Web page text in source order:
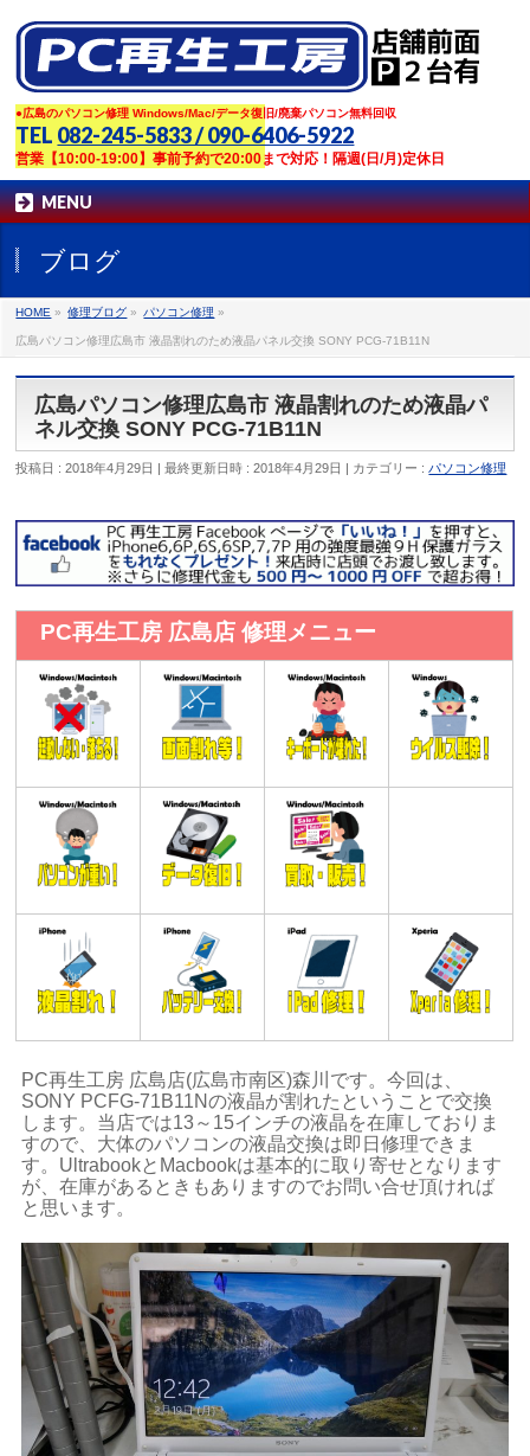
●広島のパソコン修理 Windows/Mac/データ復旧/廃棄パソコン無料回収
TEL 082-245-5833 / 090-6406-5922
営業【10:00-19:00】事前予約で20:00まで対応！隔週(日/月)定休日
MENU
ブログ
HOME » 修理ブログ » パソコン修理 »
広島パソコン修理広島市 液晶割れのため液晶パネル交換 SONY PCG-71B11N
広島パソコン修理広島市 液晶割れのため液晶パ
ネル交換 SONY PCG-71B11N
投稿日 : 2018年4月29日 最終更新日時 : 2018年4月29日 カテゴリー : パソコン修理
PC再生工房 広島店 修理メニュー
PC再生工房 広島店(広島市南区)森川です。今回は、
SONY PCFG-71B11Nの液晶が割れたということで交換
します。当店では13～15インチの液晶を在庫しておりま
すので、大体のパソコンの液晶交換は即日修理できま
す。UltrabookとMacbookは基本的に取り寄せとなります
が、在庫があるときもありますのでお問い合せ頂ければ
と思います。